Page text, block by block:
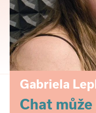
Gabriela
Chat